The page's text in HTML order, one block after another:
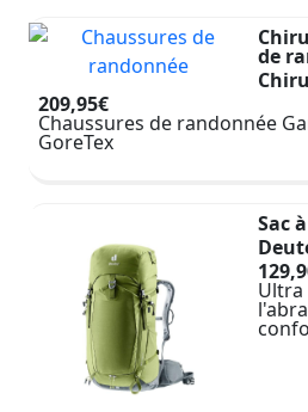
de
209,95€
Chaussures de randonnée
GoreTex
Sac
Ultra